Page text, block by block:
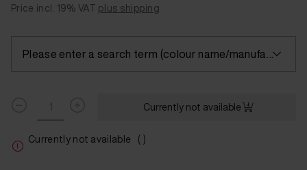
Price incl. 19% VAT plus shipping
Please enter a search term (colour name/manufacturer) or select a colour
Currently not available
Currently not available ( )